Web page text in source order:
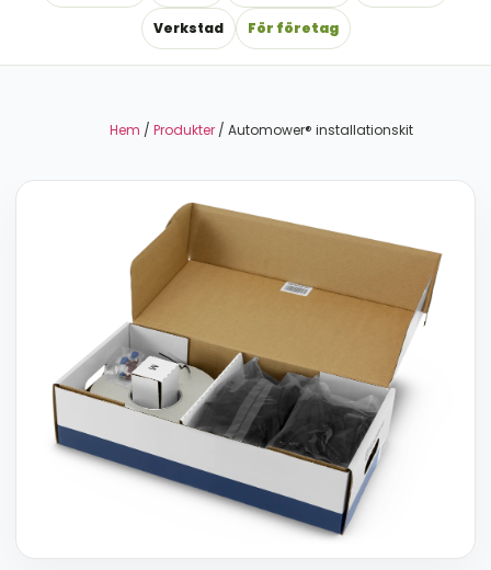
Verkstad För företag
Hem / Produkter / Automower® installationskit